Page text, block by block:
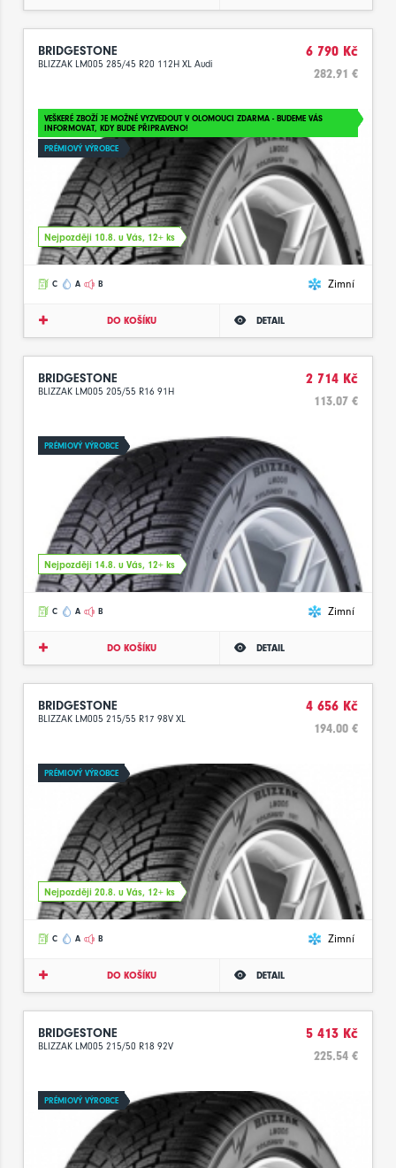
BRIDGESTONE
BLIZZAK LM005 285/45 R20 112H XL Audi
6 790 Kč
282.91 €
VEŠKERÉ ZBOŽÍ JE MOŽNÉ VYZVEDOUT V OLOMOUCI ZDARMA - BUDEME VÁS
INFORMOVAT, KDY BUDE PŘIPRAVENO!
PRÉMIOVÝ VÝROBCE
Nejpozději 10.8. u Vás, 12+ ks
C A B Zimní
DO KOŠÍKU DETAIL
BRIDGESTONE
BLIZZAK LM005 205/55 R16 91H
2 714 Kč
113.07 €
PRÉMIOVÝ VÝROBCE
Nejpozději 14.8. u Vás, 12+ ks
C A B Zimní
DO KOŠÍKU DETAIL
BRIDGESTONE
BLIZZAK LM005 215/55 R17 98V XL
4 656 Kč
194.00 €
PRÉMIOVÝ VÝROBCE
Nejpozději 20.8. u Vás, 12+ ks
C A B Zimní
DO KOŠÍKU DETAIL
BRIDGESTONE
BLIZZAK LM005 215/50 R18 92V
5 413 Kč
225.54 €
PRÉMIOVÝ VÝROBCE